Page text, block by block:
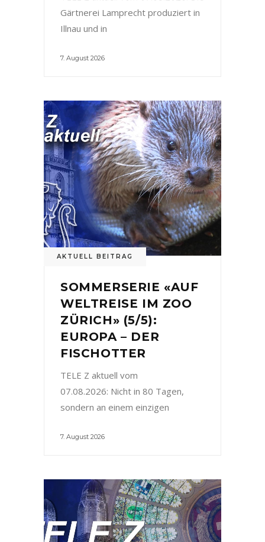
Gärtnerei Lamprecht produziert in
Illnau und in
7. August 2026
AKTUELL BEITRAG
SOMMERSERIE «AUF
WELTREISE IM ZOO
ZÜRICH» (5/5):
EUROPA – DER
FISCHOTTER
TELE Z aktuell vom
07.08.2026: Nicht in 80 Tagen,
sondern an einem einzigen
7. August 2026